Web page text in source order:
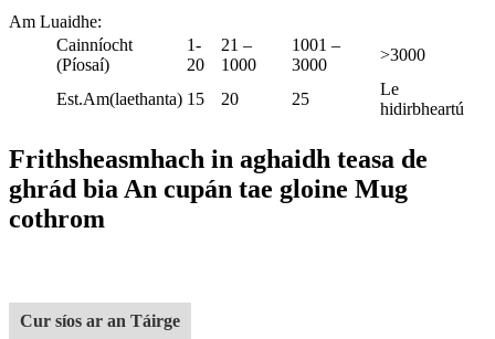
Am Luaidhe:
Cainníocht
(Píosaí)
1-
20
21 –
1000
1001 –
3000
>3000
Est.Am(laethanta) 15 20 25
Le
hidirbheartú
Frithsheasmhach in aghaidh teasa de
ghrád bia An cupán tae gloine Mug
cothrom
Cur síos ar an Táirge